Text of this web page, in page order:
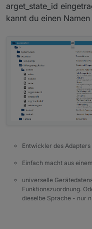
arget_state_id
kannt du einen
Entwickler des
Einfach macht aus
universelle
Funktionszuordnung.
dieselbe Sprache - nur